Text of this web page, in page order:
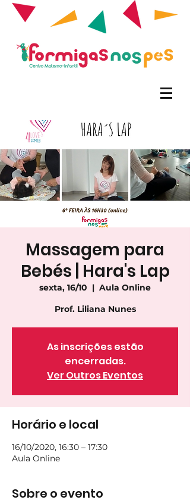
Massagem para
Bebés | Hara's Lap
sexta, 16/10
  |
Aula Online
Prof. Liliana Nunes
As inscrições estão
encerradas.
Ver Outros Eventos
Horário e local
16/10/2020, 16:30 – 17:30
Aula Online
Sobre o evento